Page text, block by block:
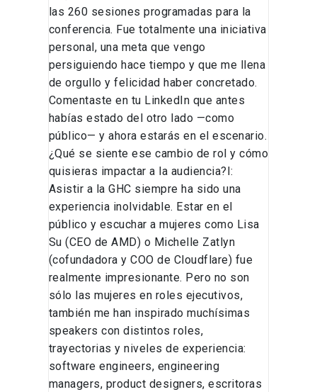
las 260 sesiones programadas para la
conferencia. Fue totalmente una iniciativa
personal, una meta que vengo
persiguiendo hace tiempo y que me llena
de orgullo y felicidad haber concretado.
Comentaste en tu LinkedIn que antes
habías estado del otro lado —como
público— y ahora estarás en el escenario.
¿Qué se siente ese cambio de rol y cómo
quisieras impactar a la audiencia?I:
Asistir a la GHC siempre ha sido una
experiencia inolvidable. Estar en el
público y escuchar a mujeres como Lisa
Su (CEO de AMD) o Michelle Zatlyn
(cofundadora y COO de Cloudflare) fue
realmente impresionante. Pero no son
sólo las mujeres en roles ejecutivos,
también me han inspirado muchísimas
speakers con distintos roles,
trayectorias y niveles de experiencia:
software engineers, engineering
managers, product designers, escritoras